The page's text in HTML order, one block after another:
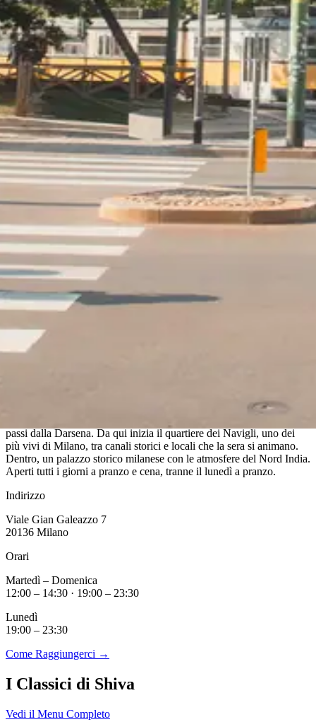
passi dalla Darsena. Da qui inizia il quartiere dei Navigli, uno dei
più vivi di Milano, tra canali storici e locali che la sera si animano.
Dentro, un palazzo storico milanese con le atmosfere del Nord India.
Aperti tutti i giorni a pranzo e cena, tranne il lunedì a pranzo.
Indirizzo
Viale Gian Galeazzo 7
20136 Milano
Orari
Martedì – Domenica
12:00 – 14:30 · 19:00 – 23:30
Lunedì
19:00 – 23:30
Come Raggiungerci →
I Classici di Shiva
Vedi il Menu Completo